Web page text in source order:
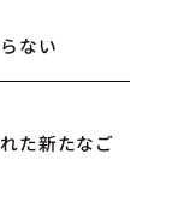
ない
た新たなご